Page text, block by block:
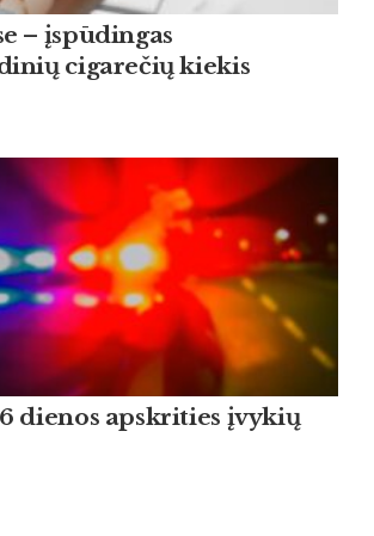
– įspūdingas
cigarečių kiekis
dienos apskrities įvykių